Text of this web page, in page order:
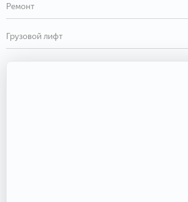
Ремонт
Грузовой лифт